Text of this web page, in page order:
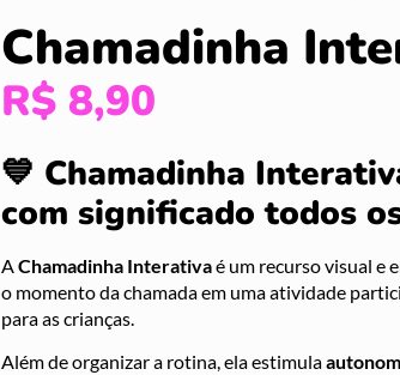
Chamadinha
R$8,90
💙 Chamadinha
com significado todos
A Chamadinha Interativaé um recurso visual e
o momento da chamada em uma atividade
para as crianças.
Além de organizar a rotina, ela estimula